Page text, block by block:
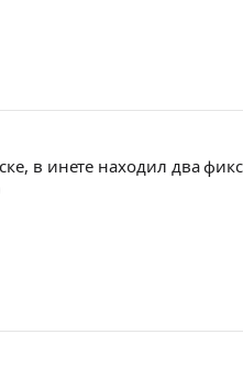
в инете находил два